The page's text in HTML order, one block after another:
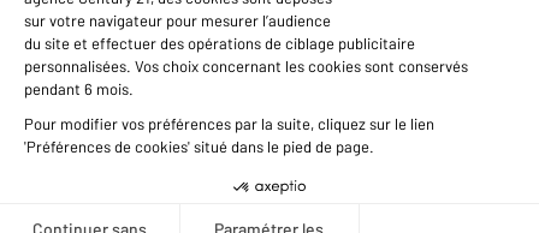
Gestionnaire des cookies
Achat maison autour de BOURNONCLE ST PIERRE (43360)